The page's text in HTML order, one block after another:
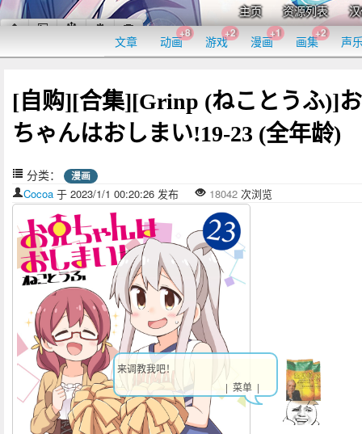
主页 资源列表
文章 动画
+8
游戏
+2
漫画
+1
画集
+2
声
[自购][合集][Grinp (ねことうふ)]
ちゃんはおしまい!19-23 (全年龄)
分类： 漫画
Cocoa 于 2023/1/1 00:20:26 发布 18042 次浏览
来调教我吧！
| 菜单 |